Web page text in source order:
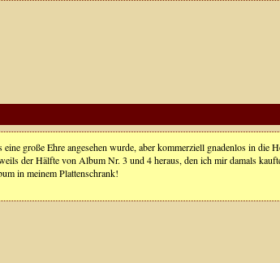
große Ehre angesehen wurde, aber kommerziell gnadenlos in
der Hälfte von Album Nr. 3 und 4 heraus, den ich mir damals
in meinem Plattenschrank!